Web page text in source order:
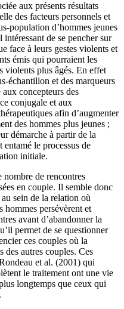
aux présents résultats
des facteurs personnels et
population d’hommes jeunes
de se pencher sur
face à leurs gestes violents et
émis qui pourraient les
violents plus âgés. En effet
échantillon et des marqueurs
concepteurs des
conjugale et aux
afin d’augmenter
des hommes plus jeunes ;
démarche à partir de la
le processus de
initiale.
nombre de rencontres
en couple. Il semble donc
au sein de la relation où
hommes persévèrent et
avant d’abandonner la
permet de se questionner
ces couples où la
des autres couples. Ces
et al. (2001) qui
le traitement ont une vie
longtemps que ceux qui